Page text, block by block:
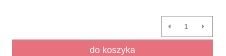
do koszyka